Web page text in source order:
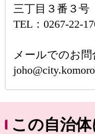
三丁目３番３号
TEL：0267-22-
メールでのお問
この自治